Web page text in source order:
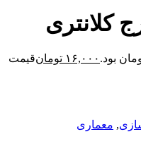
کلانتری
۱۶,۰۰۰ تومانقیمت
, معماری